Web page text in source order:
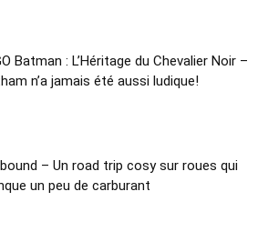
Batman : L’Héritage du Chevalier Noir –
n’a jamais été aussi ludique!
– Un road trip cosy sur roues qui
un peu de carburant